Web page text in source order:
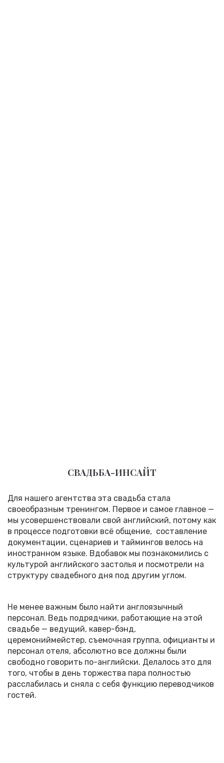
СВАДЬБА-ИНСАЙТ
Для нашего агентства эта свадьба стала
своеобразным тренингом. Первое и самое главное —
мы усовершенствовали свой английский, потому как
в процессе подготовки всё общение, составление
документации, сценариев и таймингов велось на
иностранном языке. Вдобавок мы познакомились с
культурой английского застолья и посмотрели на
структуру свадебного дня под другим углом.
Не менее важным было найти англоязычный
персонал. Ведь подрядчики, работающие на этой
свадьбе — ведущий, кавер-бэнд,
церемониймейстер, съемочная группа, официанты и
персонал отеля, абсолютно все должны были
свободно говорить по-английски. Делалось это для
того, чтобы в день торжества пара полностью
расслабилась и сняла с себя функцию переводчиков
гостей.